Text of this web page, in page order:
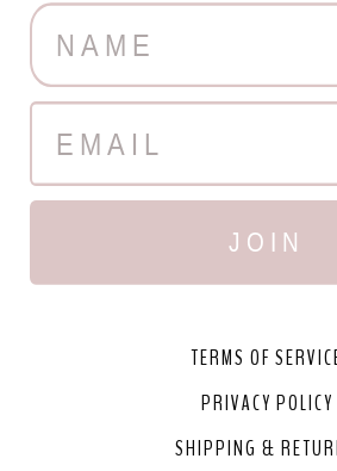
JOIN
TERMS OF
PRIVACY POLICY
SHIPPING &